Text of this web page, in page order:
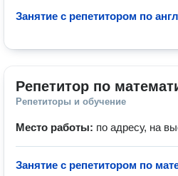
Занятие с репетитором по
Репетитор по
Репетиторы и обучение
Место работы: по адресу, на
Занятие с репетитором по